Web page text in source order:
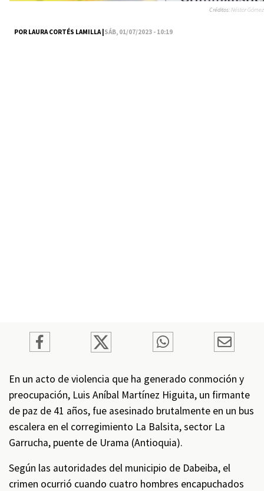
POR LAURA CORTÉS LAMILLA |SÁB, 01/07/2023 - 10:19
Créditos:Néstor Gómez
En un acto de violencia que ha generado conmoción y
preocupación, Luis Aníbal Martínez Higuita, un firmante
de paz de 41 años, fue asesinado brutalmente en un bus
escalera en el corregimiento La Balsita, sector La
Garrucha, puente de Urama (Antioquia).
Según las autoridades del municipio de Dabeiba, el
crimen ocurrió cuando cuatro hombres encapuchados